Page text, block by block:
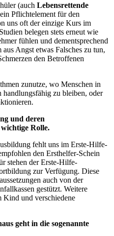
(auch Lebensrettende
Pflichtelement für den
uns oft der einzige Kurs im
belegen stets erneut wie
fühlen und dementsprechend
Angst etwas Falsches zu tun,
den Betroffenen
zunutze, wo Menschen in
handlungsfähig zu bleiben, oder
und deren
Rolle.
fehlt uns im Erste-Hilfe-
den Ersthelfer-Schein
stehen der Erste-Hilfe-
zur Verfügung. Diese
auch von der
gestützt. Weitere
Kind und verschiedene
geht in die sogenannte